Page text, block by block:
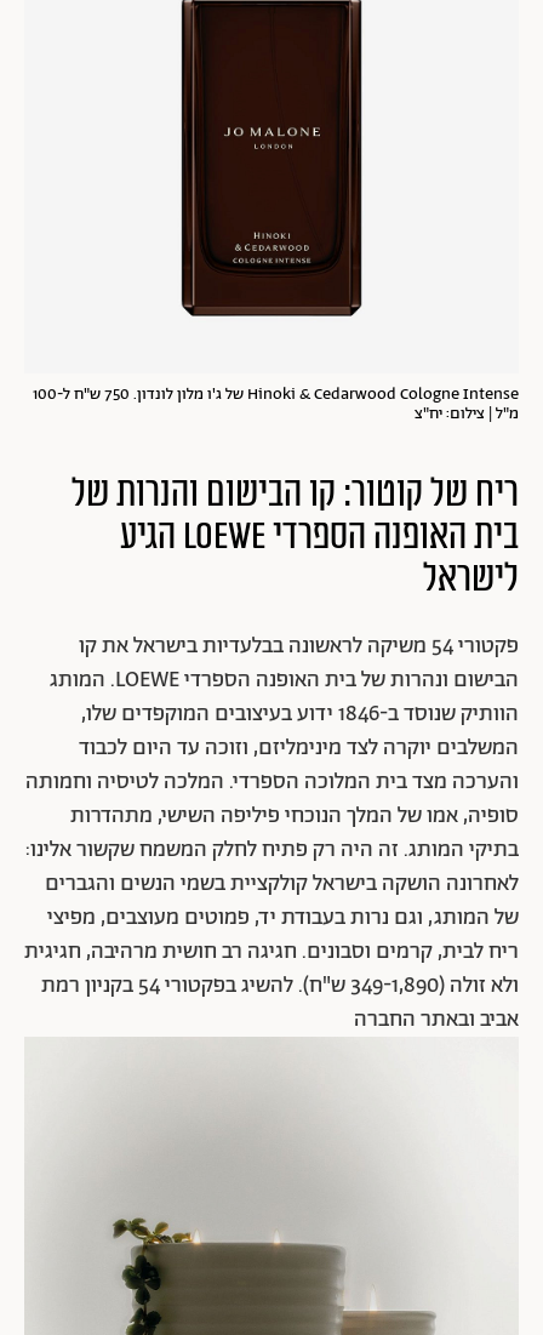
Hinoki & Cedarwood Cologne Intense של ג'ו מלון לונדון. 750 ש"ח ל-100
מ"ל | צילום: יח"צ
ריח של קוטור: קו הבישום והנרות של
בית האופנה הספרדי LOEWE הגיע
לישראל
פקטורי 54 משיקה לראשונה בבלעדיות בישראל את קו
הבישום ונהרות של בית האופנה הספרדי LOEWE. המותג
הוותיק שנוסד ב-1846 ידוע בעיצובים המוקפדים שלו,
המשלבים יוקרה לצד מינימליזם, וזוכה עד היום לכבוד
והערכה מצד בית המלוכה הספרדי. המלכה לטיסיה וחמותה
סופיה, אמו של המלך הנוכחי פיליפה השישי, מתהדרות
בתיקי המותג. זה היה רק פתיח לחלק המשמח שקשור אלינו:
לאחרונה הושקה בישראל קולקציית בשמי הנשים והגברים
של המותג, וגם נרות בעבודת יד, פמוטים מעוצבים, מפיצי
ריח לבית, קרמים וסבונים. חגיגה רב חושית מרהיבה, חגיגית
ולא זולה (349-1,890 ש"ח). להשיג בפקטורי 54 בקניון רמת
אביב ובאתר החברה